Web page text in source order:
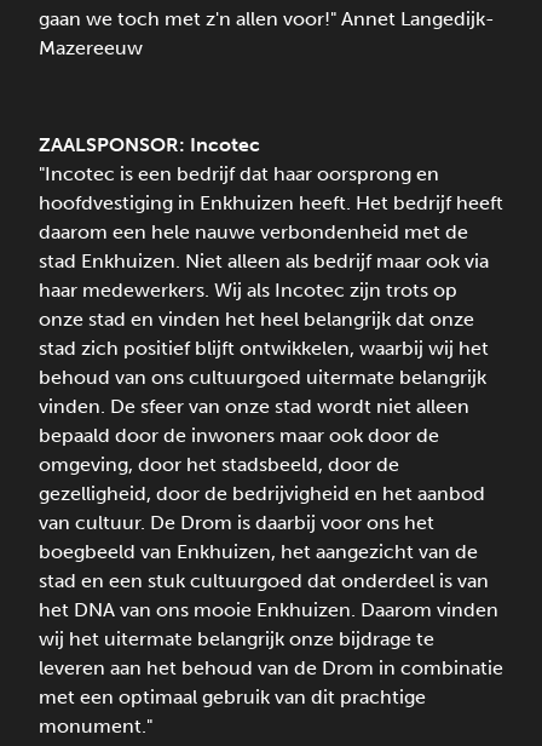
gaan we toch met z'n allen voor!" Annet Langedijk-
Mazereeuw
ZAALSPONSOR: Incotec
"Incotec is een bedrijf dat haar oorsprong en
hoofdvestiging in Enkhuizen heeft. Het bedrijf heeft
daarom een hele nauwe verbondenheid met de
stad Enkhuizen. Niet alleen als bedrijf maar ook via
haar medewerkers. Wij als Incotec zijn trots op
onze stad en vinden het heel belangrijk dat onze
stad zich positief blijft ontwikkelen, waarbij wij het
behoud van ons cultuurgoed uitermate belangrijk
vinden. De sfeer van onze stad wordt niet alleen
bepaald door de inwoners maar ook door de
omgeving, door het stadsbeeld, door de
gezelligheid, door de bedrijvigheid en het aanbod
van cultuur. De Drom is daarbij voor ons het
boegbeeld van Enkhuizen, het aangezicht van de
stad en een stuk cultuurgoed dat onderdeel is van
het DNA van ons mooie Enkhuizen. Daarom vinden
wij het uitermate belangrijk onze bijdrage te
leveren aan het behoud van de Drom in combinatie
met een optimaal gebruik van dit prachtige
monument."